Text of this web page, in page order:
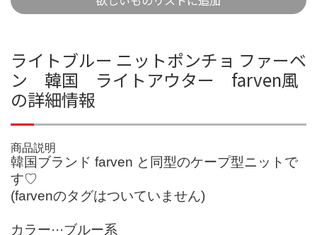
ライトブルー ニットポンチョ ファーベ
ン 韓国 ライトアウター farven風
の詳細情報
商品説明
韓国ブランド farven と同型のケープ型ニットで
す♡
(farvenのタグはついていません)
カラー···ブルー系